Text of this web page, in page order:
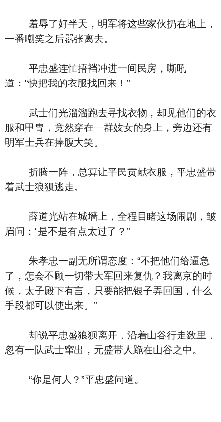
羞辱了好半天，明军将这些家伙扔在地上，
一番嘲笑之后嚣张离去。
平忠盛连忙捂裆冲进一间民房，嘶吼
道：“快把我的衣服找回来！”
武士们光溜溜跑去寻找衣物，却见他们的衣
服和甲胄，竟然穿在一群妓女的身上，旁边还有
明军士兵在捧腹大笑。
折腾一阵，总算让平民贡献衣服，平忠盛带
着武士狼狈逃走。
薛道光站在城墙上，全程目睹这场闹剧，皱
眉问：“是不是有点太过了？”
朱孝忠一副无所谓态度：“不把他们给逼急
了，怎会不顾一切带大军回来复仇？我离京的时
候，太子殿下有言，只要能把银子弄回国，什么
手段都可以使出来。”
却说平忠盛狼狈离开，沿着山谷行走数里，
忽有一队武士窜出，元盛带人跪在山谷之中。
“你是何人？”平忠盛问道。